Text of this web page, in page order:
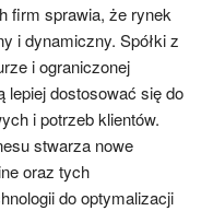
firm sprawia, że rynek
i dynamiczny. Spółki z
i ograniczonej
lepiej dostosować się do
i potrzeb klientów.
stwarza nowe
oraz tych
do optymalizacji